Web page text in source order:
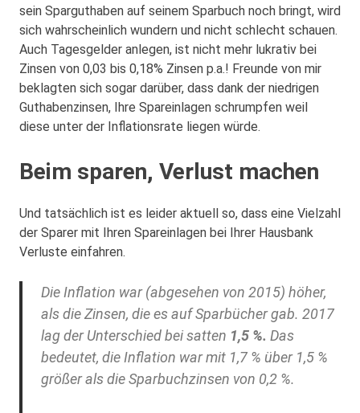
sein Sparguthaben auf seinem Sparbuch noch bringt, wird
sich wahrscheinlich wundern und nicht schlecht schauen.
Auch Tagesgelder anlegen, ist nicht mehr lukrativ bei
Zinsen von 0,03 bis 0,18% Zinsen p.a.! Freunde von mir
beklagten sich sogar darüber, dass dank der niedrigen
Guthabenzinsen, Ihre Spareinlagen schrumpfen weil
diese unter der Inflationsrate liegen würde.
Beim sparen, Verlust machen
Und tatsächlich ist es leider aktuell so, dass eine Vielzahl
der Sparer mit Ihren Spareinlagen bei Ihrer Hausbank
Verluste einfahren.
Die Inflation war (abgesehen von 2015) höher,
als die Zinsen, die es auf Sparbücher gab. 2017
lag der Unterschied bei satten 1,5 %. Das
bedeutet, die Inflation war mit 1,7 % über 1,5 %
größer als die Sparbuchzinsen von 0,2 %.